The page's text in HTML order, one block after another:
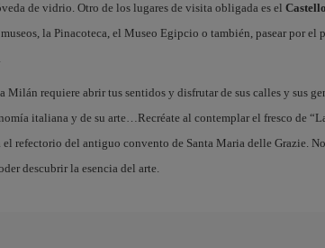
de vidrio. Otro de los lugares de visita obligada es el
la Pinacoteca, el Museo Egipcio o también, pasear por el
Milán requiere abrir tus sentidos y disfrutar de sus calles y sus
italiana y de su arte…Recréate al contemplar el fresco de
el refectorio del antiguo convento de Santa Maria delle Grazie.
descubrir la esencia del arte.